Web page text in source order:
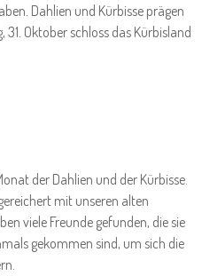
Dahlien und Kürbisse prägen
Oktober schloss das Kürbisland
der Dahlien und der Kürbisse.
mit unseren alten
viele Freunde gefunden, die sie
gekommen sind, um sich die